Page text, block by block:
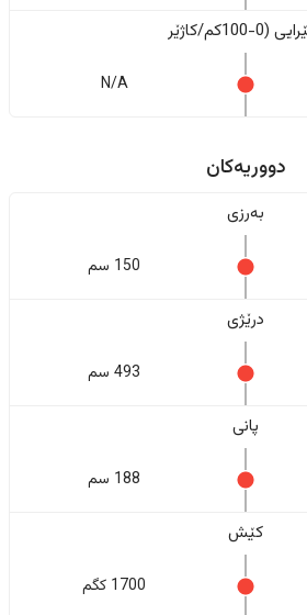
(0-100کم/کاژێر
N/A
دووریەکان
بەرزی
150 سم
درێژی
493 سم
پانی
188 سم
کێش
1700 کگم